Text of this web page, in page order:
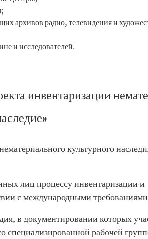
архивов радио, телевидения и
и исследователей.
инвентаризации
культурного
лиц процессу инвентаризации и
с международными
в документировании которых
специализированной рабочей